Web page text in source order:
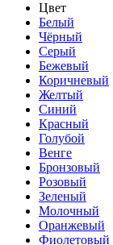
Цвет
Белый
Чёрный
Серый
Бежевый
Коричневый
Желтый
Синий
Красный
Голубой
Венге
Бронзовый
Розовый
Зеленый
Молочный
Оранжевый
Фиолетовый